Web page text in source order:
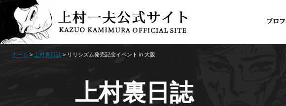
ホーム > 上村裏日誌 > リリシズム発売記念イベント in 大阪
上村裏日誌